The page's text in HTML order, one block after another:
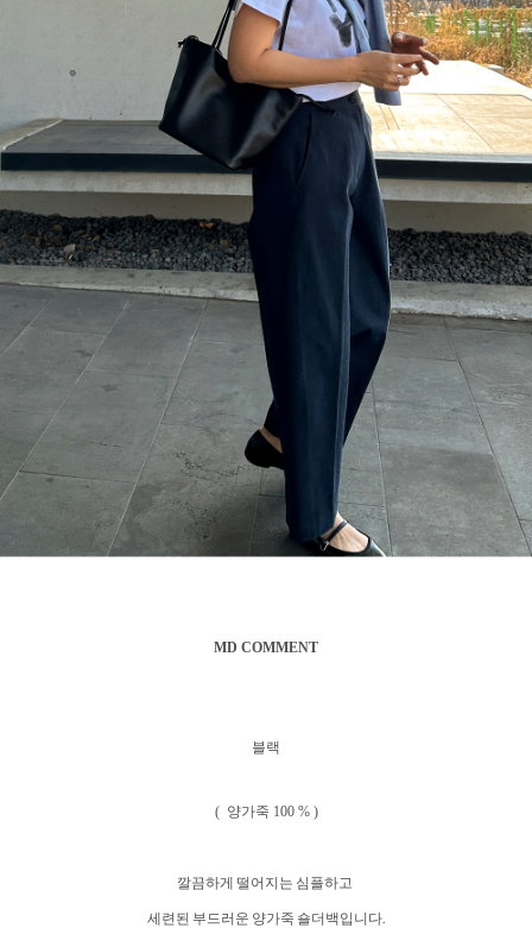
MD COMMENT
블랙
( 양가죽 100 % )
깔끔하게 떨어지는 심플하고
세련된 부드러운 양가죽 숄더백입니다.